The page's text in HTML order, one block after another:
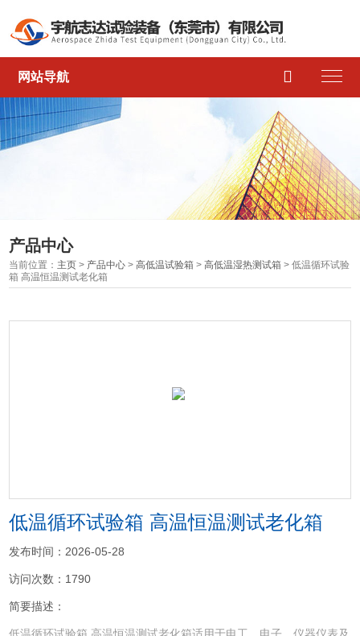
网站导航 
产品中心
当前位置： 主页 > 产品中心 >高低温试验箱 >高低温湿热测试箱 > 低温循环试验
箱 高温恒温测试老化箱
低温循环试验箱 高温恒温测试老化箱
发布时间：2026-05-28
访问次数：1790
简要描述：
低温循环试验箱 高温恒温测试老化箱适用于电工、电子、仪器仪表及